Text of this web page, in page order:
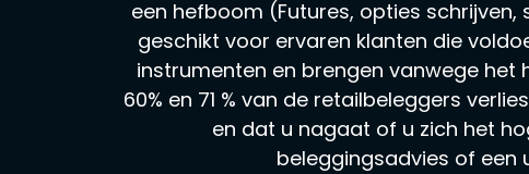
een hefboom (Futures, opties
geschikt voor ervaren klanten die
instrumenten en brengen vanwege het
60% en 71 % van de retailbeleggers
en dat u nagaat of u zich het
beleggingsadvies of een